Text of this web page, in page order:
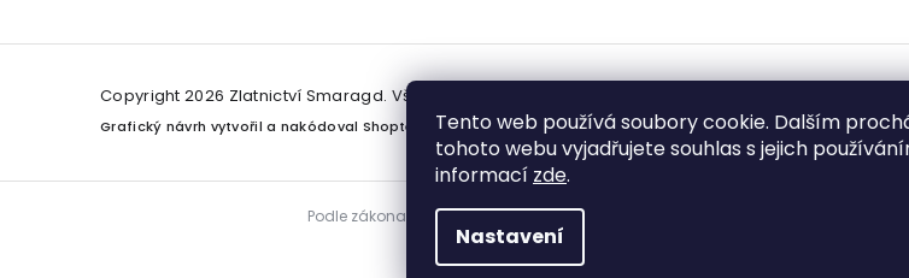
Tento web používá soubory cookie. Dalším
tohoto webu vyjadřujete souhlas s jejich
informací zde.
Nastavení
Copyright 2026 Zlatnictví Smaragd. Všechna práva vyhrazena.
Grafický návrh vytvořil a nakódoval Shoptetak.cz
Podle zákona o evidenci tržeb je prodávající povinen vystavit kupujícímu
daně online; v případě technického výpadku pak